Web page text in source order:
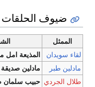
ضيوف الحلقات
الممثل
لقاء سويدان
المذيعة امل مجدي
مادلين طبر
مادلين صديقة
طلال الجردي
حبيب سلمان صاحب